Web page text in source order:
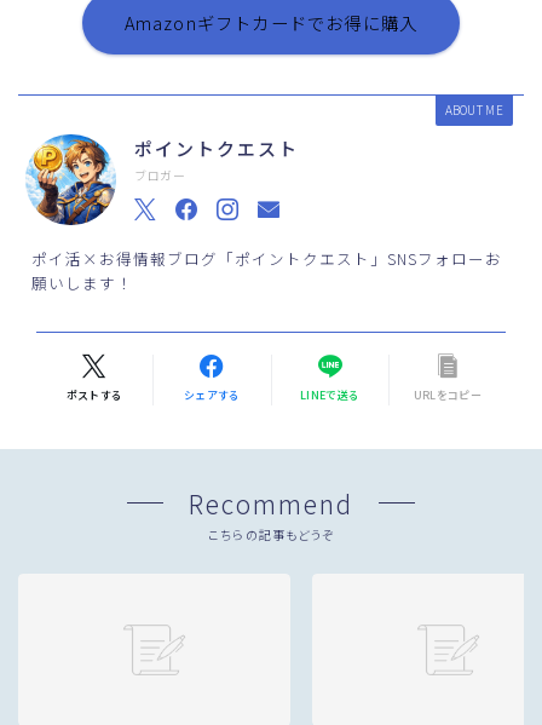
お問い合わせ
プライバシーポリシー
Amazonギフトカードでお得に購入
ABOUT ME
ポイントクエスト
ブロガー
ポイ活×お得情報ブログ「ポイントクエスト」SNSフォローお
願いします！
ポストする シェアする LINEで送る URLをコピー
Recommend
こちらの記事もどうぞ